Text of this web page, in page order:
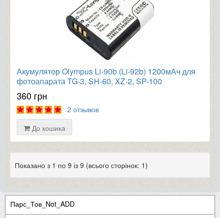
Акумулятор Olympus Li-90b (Li-92b) 1200мАч для
фотоапарата TG-3, SH-60, XZ-2, SP-100
360 грн
2 отзывов
До кошика
Показано з 1 по 9 із 9 (всього сторінок: 1)
Парс_Тов_Not_ADD